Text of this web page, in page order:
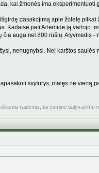
kai žmonės ima eksperimentuoti
pasakojimą apie žolelę
Kadaise pati Artemidė ją vartojo:
čia auga net 800 rūšių. Alyvmedis
nenugnybsi. Nei karštos
svyturys, matęs ne vieną
raidėmis, tai esminė dalyvavimo